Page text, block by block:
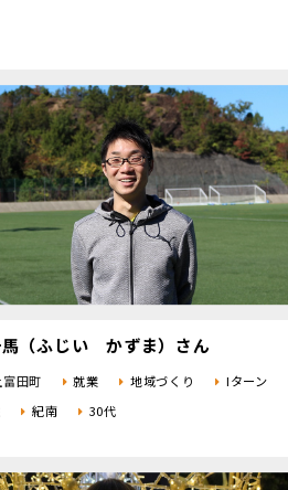
（ふじい かずま）さん
田町 就業 地域づくり
Iターン
紀南 30代